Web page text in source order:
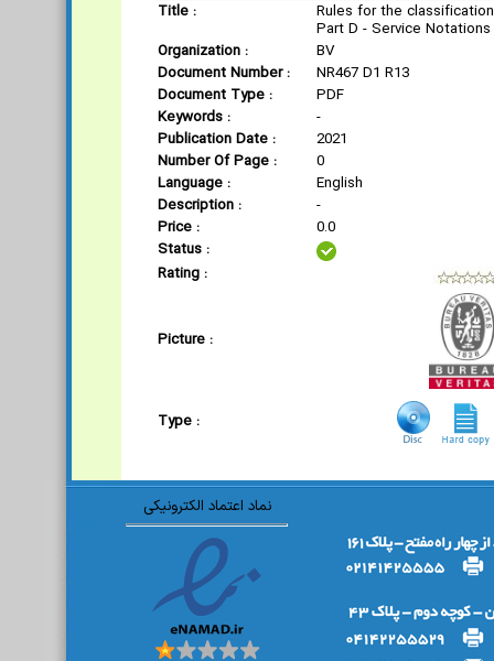
Title :
Rules for the
Part D - Service Notations
Organization :
BV
Document Number :
NR467 D1 R13
Document Type :
PDF
Keywords :
-
Publication Date :
2021
Number Of Page :
0
Language :
English
Description :
-
Price :
0.0
Status :
Rating :
Picture :
Type :
نماد اعتماد الکترونیکی